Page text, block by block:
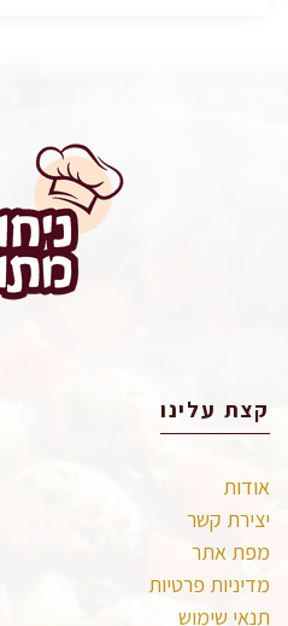
קצת עלינו
אודות
יצירת קשר
מפת אתר
מדיניות פרטיות
תנאי שימוש